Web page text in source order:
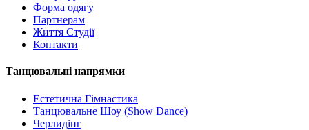
Форма одягу
Партнерам
Життя Студії
Контакти
Танцювальні напрямки
Естетична Гімнастика
Танцювальне Шоу (Show Dance)
Черлидінг